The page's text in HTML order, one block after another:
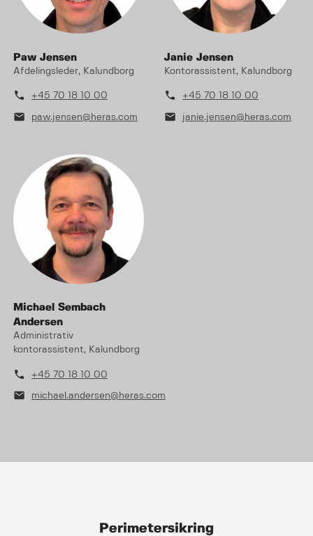
Paw Jensen
Afdelingsleder, Kalundborg
phone +45 70 18 10 00
mail paw.jensen@heras.com
Janie Jensen
Kontorassistent, Kalundborg
phone +45 70 18 10 00
mail janie.jensen@heras.com
Michael Sembach
Andersen
Administrativ
kontorassistent, Kalundborg
phone +45 70 18 10 00
mail michael.andersen@heras.com
Perimetersikring